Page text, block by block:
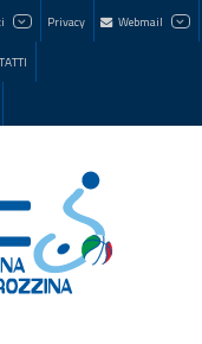
Privacy Webmail